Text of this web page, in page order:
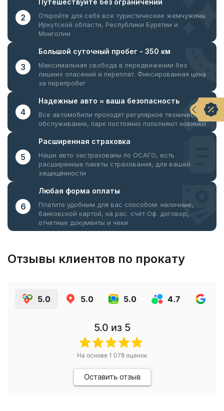
2
Путешествуйте без ограничений
Откройте для себя все туристические жемчужины
Иркутской области, Республики Бурятии и
Монголии
3
Большой суточный пробег - 350 км
Максимальная свобода в передвижении без
лишних опасений и переплат. Фиксированная цена
за перепробег
4
Надежные авто = ваша безопасность
Все автомобили проходят регулярное техническое
обслуживание, парк постоянно пополняют новинки
5
Расширенная страховка
Наши авто застрахованы по ОСАГО, есть
расширенные пакеты страхования, для вашей
защищённости
6
Любая форма оплаты
Платите удобным для вас способом: наличные,
банковской картой, на рас. счёт Оф. договор,
отчетные документы и чеки
Отзывы клиентов по прокату
5.0 5.0 5.0 4.7
5.0 из 5
На основе 1 078 оценок
Оставить отзыв